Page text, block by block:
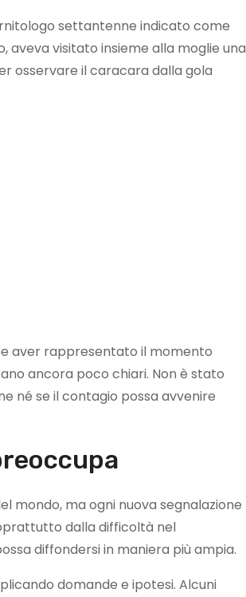
settantenne indicato come
aveva visitato insieme alla moglie una
osservare il caracara dalla gola
aver rappresentato il momento
ancora poco chiari. Non è stato
né se il contagio possa avvenire
mondo, ma ogni nuova segnalazione
dalla difficoltà nel
diffondersi in maniera più ampia.
domande e ipotesi. Alcuni